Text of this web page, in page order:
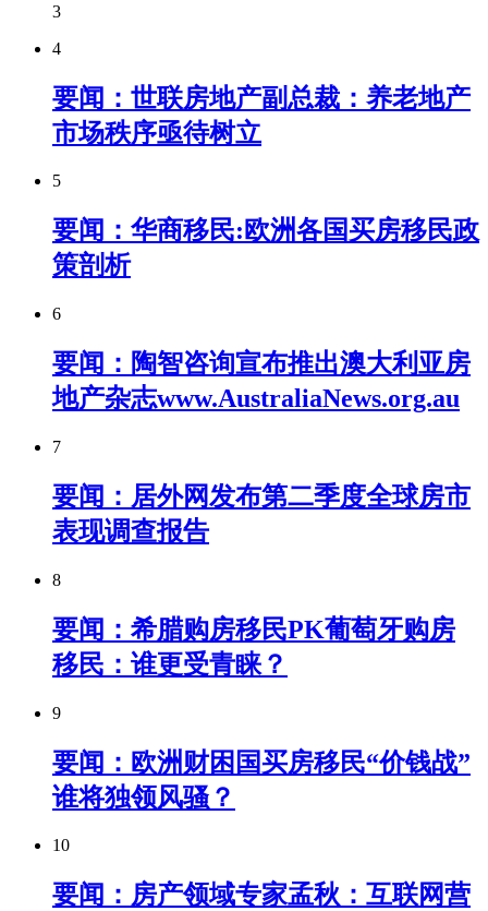
3
4
要闻：世联房地产副总裁：养老地产
市场秩序亟待树立
5
要闻：华商移民:欧洲各国买房移民政
策剖析
6
要闻：陶智咨询宣布推出澳大利亚房
地产杂志www.AustraliaNews.org.au
7
要闻：居外网发布第二季度全球房市
表现调查报告
8
要闻：希腊购房移民PK葡萄牙购房
移民：谁更受青睐？
9
要闻：欧洲财困国买房移民“价钱战”
谁将独领风骚？
10
要闻：房产领域专家孟秋：互联网营